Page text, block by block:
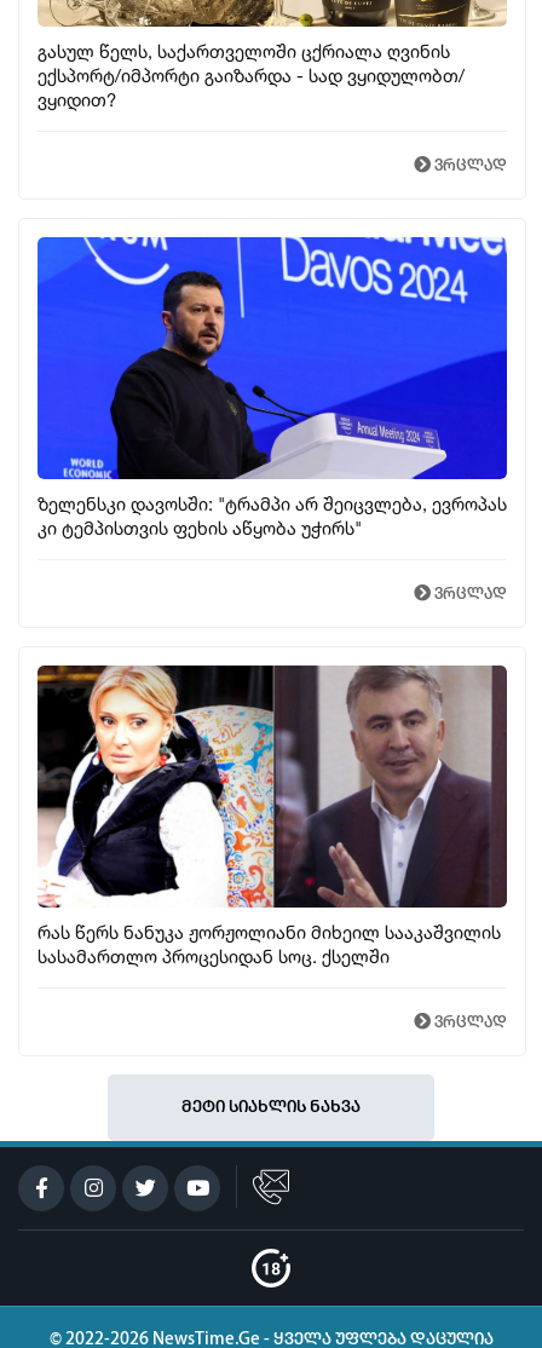
გასულ წელს, საქართველოში ცქრიალა ღვინის
ექსპორტ/იმპორტი გაიზარდა - სად ვყიდულობთ/
ვყიდით?
ვრცლად
ზელენსკი დავოსში: "ტრამპი არ შეიცვლება, ევროპას
კი ტემპისთვის ფეხის აწყობა უჭირს"
ვრცლად
რას წერს ნანუკა ჟორჟოლიანი მიხეილ სააკაშვილის
სასამართლო პროცესიდან სოც. ქსელში
ვრცლად
მეტი სიახლის ნახვა
© 2022-2026 NewsTime.Ge - ყველა უფლება დაცულია